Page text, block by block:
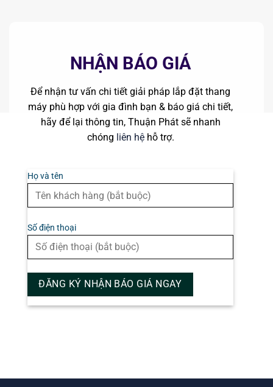
NHẬN BÁO GIÁ
Để nhận tư vấn chi tiết giải pháp lắp đặt thang
máy phù hợp với gia đình bạn & báo giá chi tiết,
hãy để lại thông tin, Thuận Phát sẽ nhanh
chóng liên hệhỗ trợ.
Họ và tên
Số điện thoại